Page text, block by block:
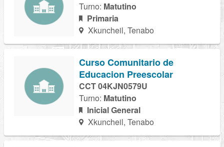
Turno: Matutino
Primaria
Xkuncheil, Tenabo
Curso Comunitario de
Educacion Preescolar
CCT 04KJN0579U
Turno: Matutino
Inicial General
Xkuncheil, Tenabo